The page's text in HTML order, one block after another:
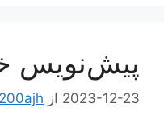
پیش‌نویس
2023-12-23 از